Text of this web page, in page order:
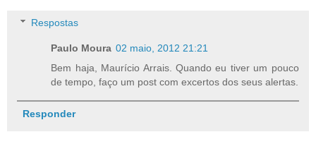
Respostas
Paulo Moura 02 maio, 2012 21:21
Bem haja, Maurício Arrais. Quando eu tiver um pouco
de tempo, faço um post com excertos dos seus alertas.
Responder